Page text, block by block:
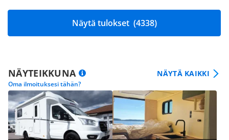
Näytä tulokset (4338)
NÄYTEIKKUNA
Oma ilmoituksesi tähän?
NÄYTÄ KAIKKI